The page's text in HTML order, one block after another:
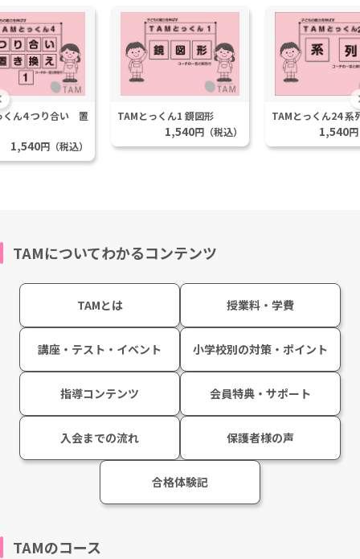
くん4 つり合い 置
1,540円（税込）
TAMとっくん1 鏡図形
1,540円（税込）
TAMとっくん24 系
1,540
TAMについてわかるコンテンツ
TAMとは 授業料・学費
講座・テスト・イベント 小学校別の対策・ポイント
指導コンテンツ 会員特典・サポート
入会までの流れ 保護者様の声
合格体験記
TAMのコース